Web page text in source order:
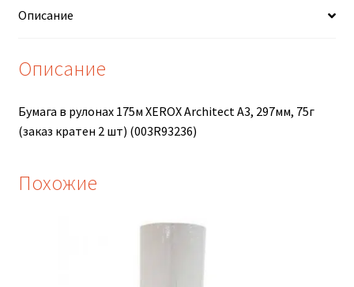
620мм.
Описание
Описание
Бумага в рулонах 175м XEROX Architect A3, 297мм, 75г
(заказ кратен 2 шт) (003R93236)
Похожие